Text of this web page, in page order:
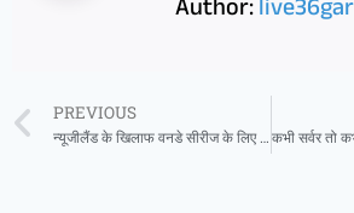
Author:
PREVIOUS
न्यूजीलैंड के खिलाफ वनडे सीरीज के लिए भारतीय टीम का ऐलान, इस खतरनाक बल्लेबाज की हुई वापसी